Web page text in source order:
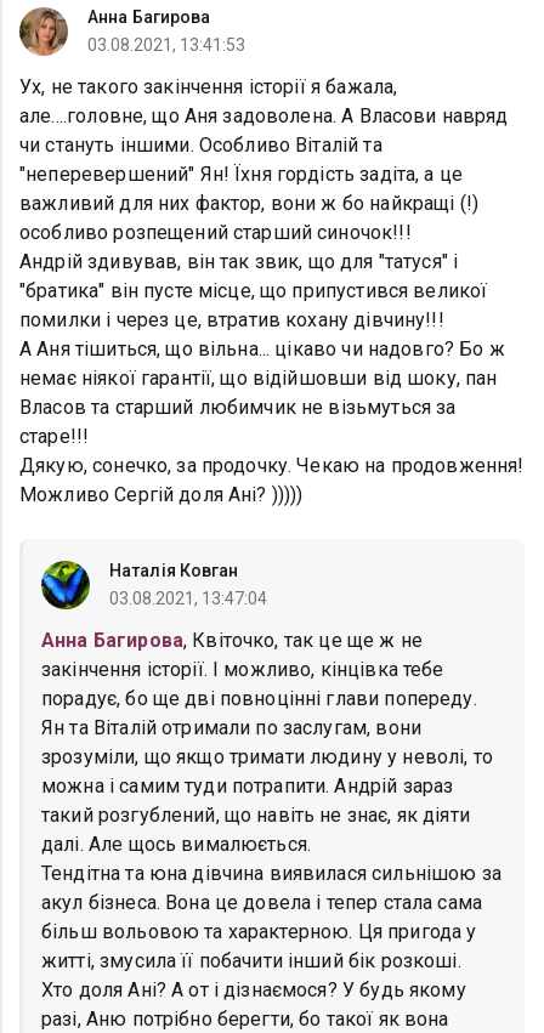
Анна Багирова
03.08.2021, 13:41:53
Ух, не такого закінчення історії я бажала,
але....головне, що Аня задоволена. А Власови навряд
чи стануть іншими. Особливо Віталій та
"неперевершений" Ян! Їхня гордість задіта, а це
важливий для них фактор, вони ж бо найкращі (!)
особливо розпещений старший синочок!!!
Андрій здивував, він так звик, що для "татуся" і
"братика" він пусте місце, що припустився великої
помилки і через це, втратив кохану дівчину!!!
А Аня тішиться, що вільна... цікаво чи надовго? Бо ж
немає ніякої гарантії, що відійшовши від шоку, пан
Власов та старший любимчик не візьмуться за
старе!!!
Дякую, сонечко, за продочку. Чекаю на продовження!
Можливо Сергій доля Ані? )))))
Наталія Ковган
03.08.2021, 13:47:04
Анна Багирова, Квіточко, так це ще ж не
закінчення історії. І можливо, кінцівка тебе
порадує, бо ще дві повноцінні глави попереду.
Ян та Віталій отримали по заслугам, вони
зрозуміли, що якщо тримати людину у неволі, то
можна і самим туди потрапити. Андрій зараз
такий розгублений, що навіть не знає, як діяти
далі. Але щось вималюється.
Тендітна та юна дівчина виявилася сильнішою за
акул бізнеса. Вона це довела і тепер стала сама
більш вольовою та характерною. Ця пригода у
житті, змусила її побачити інший бік розкоші.
Хто доля Ані? А от і дізнаємося? У будь якому
разі, Аню потрібно берегти, бо такої як вона